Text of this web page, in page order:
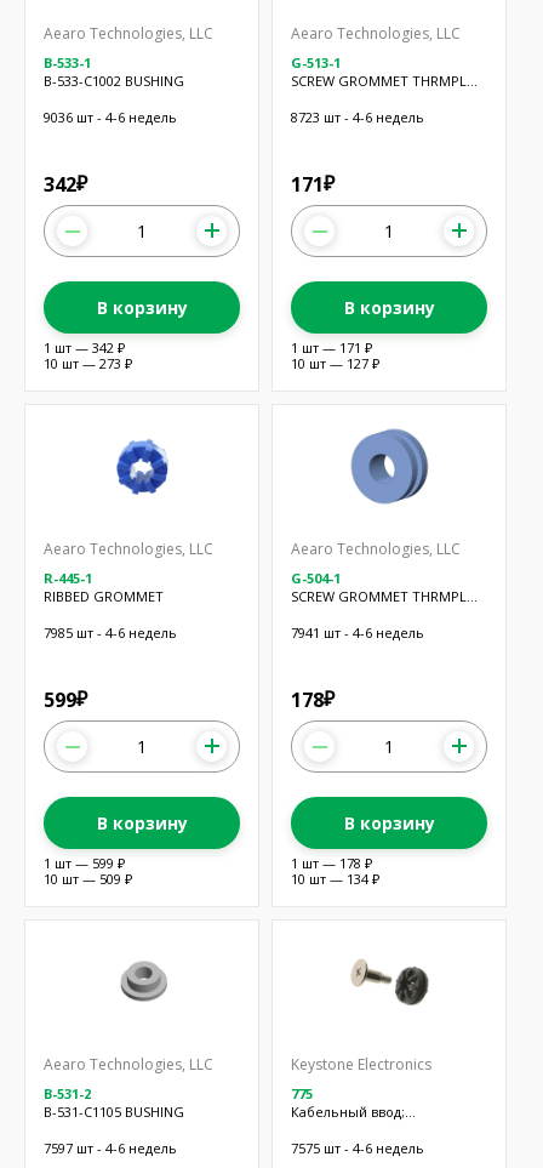
Aearo Technologies, LLC
B-533-1
B-533-C1002 BUSHING
9036 шт - 4-6 недель
342₽
В корзину
1 шт — 342 ₽
10 шт — 273 ₽
Aearo Technologies, LLC
G-513-1
SCREW GROMMET THRMPL
8723 шт - 4-6 недель
171₽
В корзину
1 шт — 171 ₽
10 шт — 127 ₽
Aearo Technologies, LLC
R-445-1
RIBBED GROMMET
7985 шт - 4-6 недель
599₽
В корзину
1 шт — 599 ₽
10 шт — 509 ₽
Aearo Technologies, LLC
G-504-1
SCREW GROMMET THRMPL
7941 шт - 4-6 недель
178₽
В корзину
1 шт — 178 ₽
10 шт — 134 ₽
Aearo Technologies, LLC
B-531-2
B-531-C1105 BUSHING
7597 шт - 4-6 недель
Keystone Electronics
775
Кабельный ввод;
4,85мм; EPDM; черный
7575 шт - 4-6 недель